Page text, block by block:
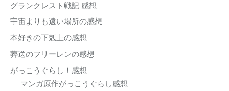
グランクレスト戦記 感想
宇宙よりも遠い場所の感想
本好きの下剋上の感想
葬送のフリーレンの感想
がっこうぐらし！感想
マンガ原作がっこうぐらし感想